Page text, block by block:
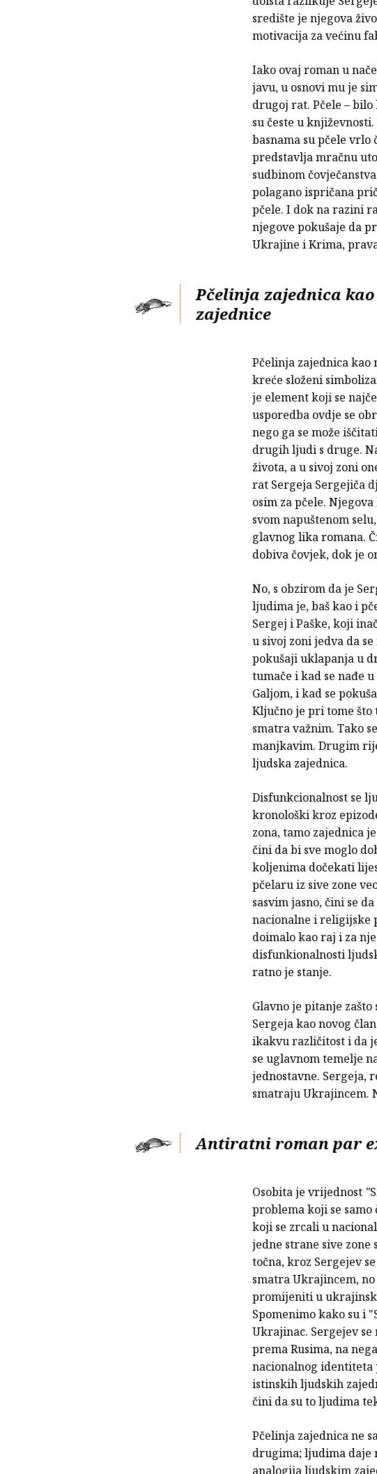
središte je njegova
motivacija za većinu
Iako ovaj roman u
javu, u osnovi mu je
drugoj rat. Pčele –
su česte u
basnama su pčele vrlo
predstavlja mračnu
sudbinom
polagano ispričana
pčele. I dok na razini
njegove pokušaje da
Ukrajine i Krima,
Pčelinja zajednica
zajednice
Pčelinja zajednica kao
kreće složeni
je element koji se
usporedba ovdje se
nego ga se može
drugih ljudi s druge.
života, a u sivoj zoni
rat Sergeja Sergejiča
osim za pčele.
svom napuštenom
glavnog lika romana.
dobiva čovjek, dok je
No, s obzirom da je
ljudima je, baš kao i
Sergej i Paške, koji
u sivoj zoni jedva da
pokušaji uklapanja u
tumače i kad se nađe
Galjom, i kad se
Ključno je pri tome što
smatra važnim. Tako
manjkavim. Drugim
ljudska zajednica.
Disfunkcionalnost se
kronološki kroz
zona, tamo zajednica
čini da bi sve moglo
koljenima dočekati
pčelaru iz sive zone
sasvim jasno, čini se
nacionalne i religijske
doimalo kao raj i za
disfunkionalnosti
ratno je stanje.
Glavno je pitanje
Sergeja kao novog
ikakvu različitost i da
se uglavnom temelje
jednostavne. Sergeja,
smatraju Ukrajincem.
Antiratni roman par
Osobita je vrijednost "
problema koji se
koji se zrcali u
jedne strane sive
točna, kroz Sergejev
smatra Ukrajincem,
promijeniti u
Spomenimo kako su i
Ukrajinac. Sergejev
prema Rusima, na
nacionalnog identiteta
istinskih ljudskih
čini da su to ljudima
Pčelinja zajednica ne
drugima; ljudima daje
analogija ljudskim